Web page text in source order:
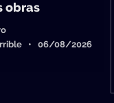
obras
• 06/08/2026